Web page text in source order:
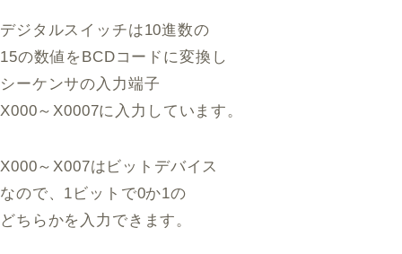
デジタルスイッチは10進数の
15の数値をBCDコードに変換し
シーケンサの入力端子
X000～X0007に入力しています。
X000～X007はビットデバイス
なので、1ビットで0か1の
どちらかを入力できます。